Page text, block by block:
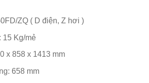
ZQ ( D điện, Z hơi )
15 Kg/mẻ
x 858 x 1413 mm
658 mm